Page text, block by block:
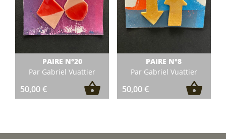
PAIRE N°20
Par Gabriel Vuattier
50,00€
PAIRE N°8
Par Gabriel Vuattier
50,00€